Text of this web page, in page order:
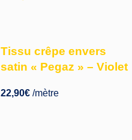
Tissu crêpe envers
satin « Pegaz » – Violet
22,90€ /mètre